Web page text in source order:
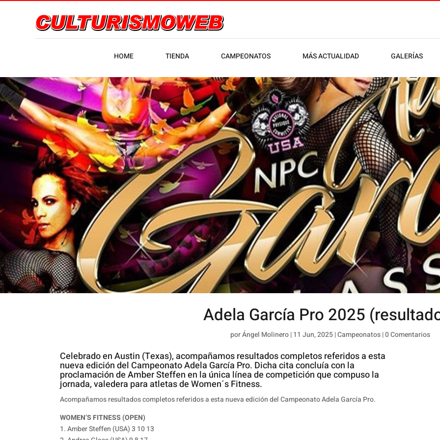
HOME TIENDA CAMPEONATOS MÁS ACTUALIDAD GALERÍAS
Adela García Pro 2025
porÁngel Molinero|11 Jun, 2025|Campeonatos|0 Comentarios
Celebrado en Austin (Texas), acompañamos resultados completos referidos a esta
nueva edición del Campeonato Adela García Pro. Dicha cita concluía con la
proclamación de Amber Steffen en la única línea de competición que compuso la
jornada, valedera para atletas de Women´s Fitness.
Acompañamos resultados completos referidos a esta nueva edición del Campeonato Adela García Pro.
WOMEN’S FITNESS (OPEN)
1. Amber Steffen (USA) 3 10 13